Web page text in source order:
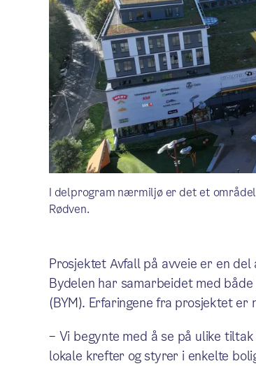
I delprogram nærmiljø er det et
Rødven.
Prosjektet Avfall på avveie er en
Bydelen har samarbeidet med både
(BYM). Erfaringene fra prosjektet
– Vi begynte med å se på ulike
lokale krefter og styrer i enkelte